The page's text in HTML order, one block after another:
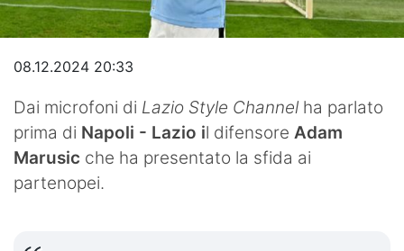
08.12.2024 20:33
Dai microfoni di Lazio Style Channel ha parlato
prima di Napoli - Lazio il difensore Adam
Marusic che ha presentato la sfida ai
partenopei.